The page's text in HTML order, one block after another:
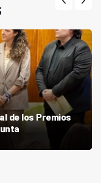
de los Premios